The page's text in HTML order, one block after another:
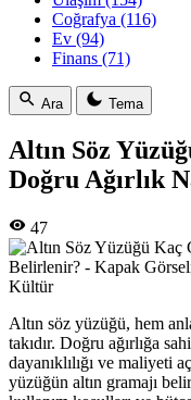
Coğrafya (116)
Ev (94)
Finans (71)
Ara Tema
Altın Söz
Doğru Ağırlık
47
Kültür
Altın söz yüzüğü, hem
takıdır. Doğru ağırlığa
dayanıklılığı ve maliyeti
yüzüğün altın gramajı